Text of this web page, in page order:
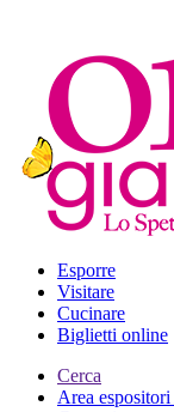
Esporre
Visitare
Cucinare
Biglietti online
Cerca
Area espositori